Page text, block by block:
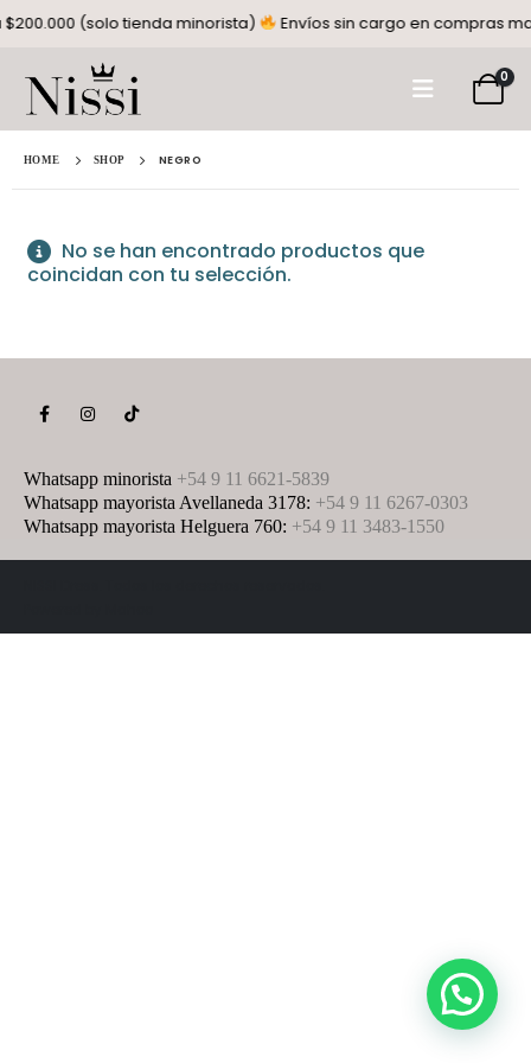
(solo tienda minorista) Envíos sin cargo en compras
0
HOME SHOP NEGRO
No se han encontrado productos que
coincidan con tu selección.
Whatsapp minorista +54 9 11 6621-5839
Whatsapp mayorista Avellaneda 3178: +54 9 11 6267-0303
Whatsapp mayorista Helguera 760: +54 9 11 3483-1550